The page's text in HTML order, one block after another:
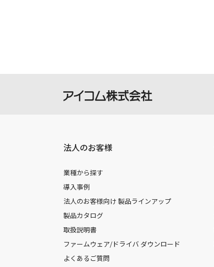
を負いません。
法人のお客様
業種から探す
導入事例
法人のお客様向け 製品ラインアップ
製品カタログ
取扱説明書
ファームウェア/ドライバ ダウンロード
よくあるご質問